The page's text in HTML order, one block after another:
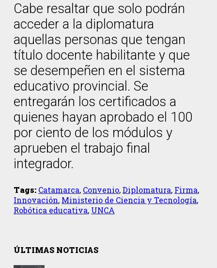
Cabe resaltar que solo podrán
acceder a la diplomatura
aquellas personas que tengan
título docente habilitante y que
se desempeñen en el sistema
educativo provincial. Se
entregarán los certificados a
quienes hayan aprobado el 100
por ciento de los módulos y
aprueben el trabajo final
integrador.
Tags: Catamarca, Convenio,Diplomatura, Firma,
Innovación, Ministerio de Ciencia y Tecnología,
Robótica educativa, UNCA
ÚLTIMAS NOTICIAS